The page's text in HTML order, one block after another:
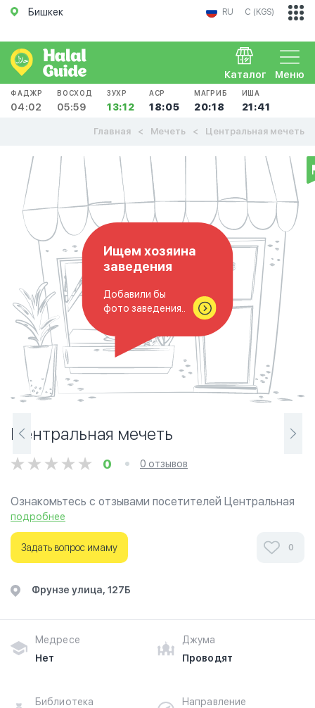
Бишкек RU С (KGS)
Меню
Каталог
ФАДЖР
04:02
ВОСХОД
05:59
ЗУХР
13:12
АСР
18:05
МАГРИБ
20:18
ИША
21:41
Главная Мечеть Центральная мечеть
Ищем хозяина
заведения
Добавили бы
фото заведения..
Центральная мечеть
0 0 отзывов
Ознакомьтесь с отзывами посетителей Центральная
мечеть в г.Бишкек на фотографиях и узнайте о часах
работы. Ваше духовное путешествие начинается
здесь.
подробнее
Задать вопрос имаму 0
​Фрунзе улица, 127Б​
Медресе
Нет
Джума
Проводят
Библиотека
Направление